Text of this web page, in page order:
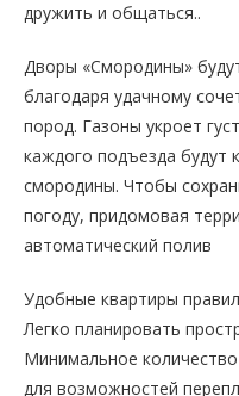
дружить и общаться..
Дворы «Смородины»
благодаря удачному
пород. Газоны укроет
каждого подъезда будут
смородины. Чтобы
погоду, придомовая
автоматический полив
Удобные квартиры
Легко планировать
Минимальное
для возможностей